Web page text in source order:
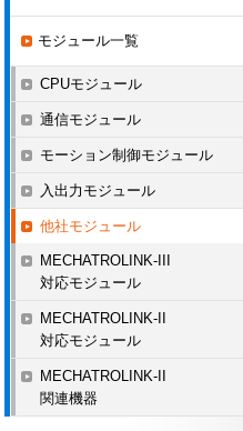
モジュール一覧
CPUモジュール
通信モジュール
モーション制御モジュール
入出力モジュール
他社モジュール
MECHATROLINK-III
対応モジュール
MECHATROLINK-II
対応モジュール
MECHATROLINK-II
関連機器